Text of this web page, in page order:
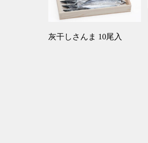
灰干しさんま 10尾入